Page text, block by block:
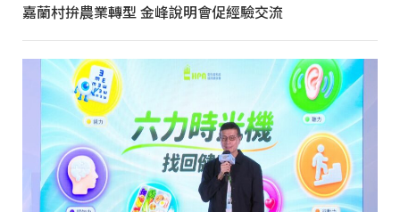
嘉蘭村拚農業轉型 金峰說明會促經驗交流